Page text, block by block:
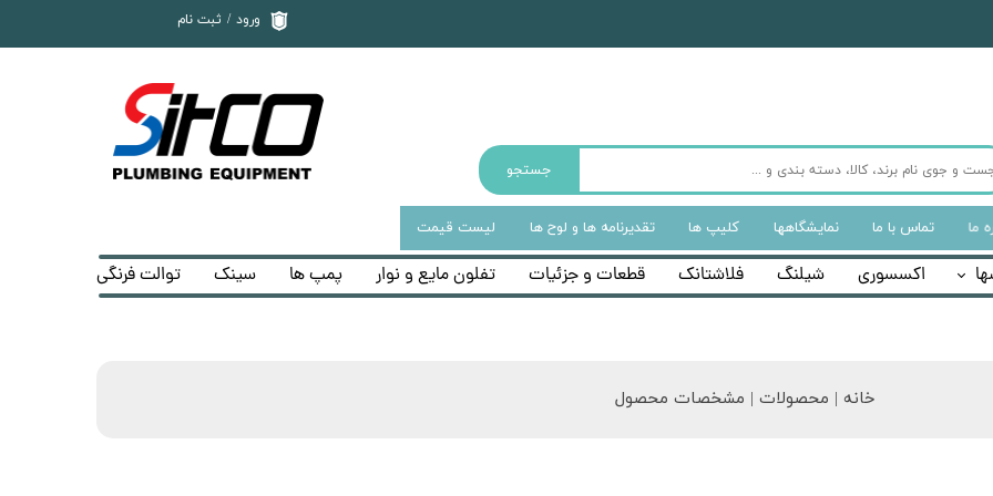
جستجو
ورود / ثبت نام
حساب کاربری من
تغییر گذر واژه
سفارشات
خروج از حساب
اکسسوری شیلنگ فلاشتانک قطعات و جزئیات تفلون مایع و نوار پمپ ها سینک توالت فرنگی
ما تماس با ما نمایشگاهها کلیپ ها تقدیرنامه ها و لوح ها لیست قیمت
خانه | محصولات | مشخصات محصول